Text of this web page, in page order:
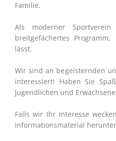
Familie.
Als moderner
breitgefächertes
lässt.
Wir sind an begeisternden
interessiert! Haben Sie
Jugendlichen und
Falls wir Ihr Interesse
Informationsmaterial